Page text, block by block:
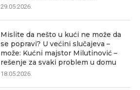
29.05.2026.
Mislite da nešto u kući ne može da
se popravi? U većini slučajeva –
može: Kućni majstor Milutinović –
rešenje za svaki problem u domu
18.05.2026.